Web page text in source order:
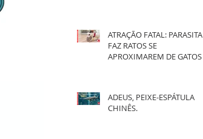
ATRAÇÃO FATAL: PARASITA
FAZ RATOS SE
APROXIMAREM DE GATOS
ADEUS, PEIXE-ESPÁTULA
CHINÊS.